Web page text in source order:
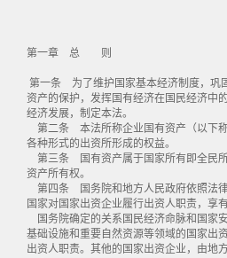
第一章 总 则
第一条 为了维护国家基本经济制度，巩
资产的保护，发挥国有经济在国民经济中
经济发展，制定本法。
第二条 本法所称企业国有资产（以下
各种形式的出资所形成的权益。
第三条 国有资产属于国家所有即全民
资产所有权。
第四条 国务院和地方人民政府依照法
国家对国家出资企业履行出资人职责，享
国务院确定的关系国民经济命脉和国家
基础设施和重要自然资源等领域的国家出
出资人职责。其他的国家出资企业，由地